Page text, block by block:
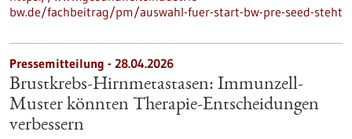
bw.de/fachbeitrag/pm/auswahl-fuer-start-bw-pre-seed-steht
Pressemitteilung - 28.04.2026
Brustkrebs-Hirnmetastasen: Immunzell-
Muster könnten Therapie-Entscheidungen
verbessern